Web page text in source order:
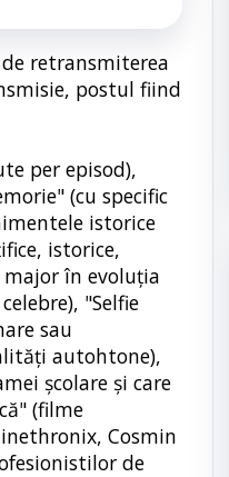
retransmiterea
postul fiind
per episod),
(cu specific
istorice
istorice,
în evoluţia
"Selfie
sau
autohtone),
şcolare şi care
(filme
Cosmin
de